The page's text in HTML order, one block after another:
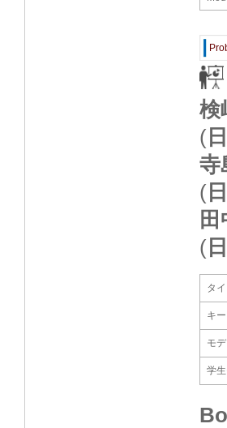
検
(
寺
(
(
タ
キ
モ
学